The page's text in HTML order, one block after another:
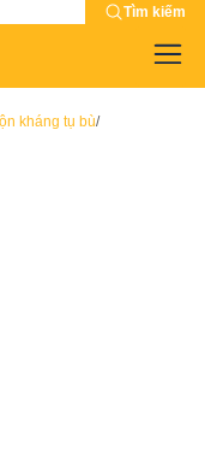
Tìm kiếm
kháng tụ bù/